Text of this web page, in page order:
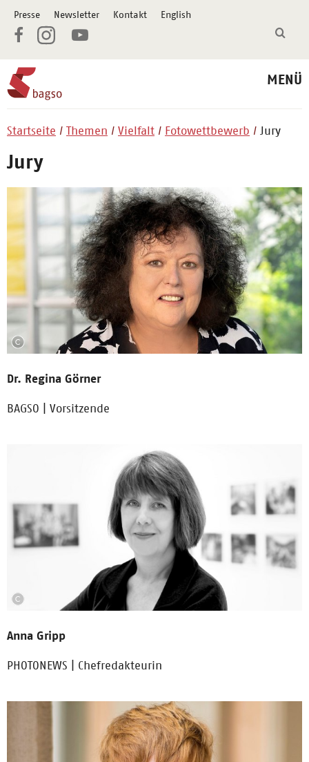
Presse Newsletter Kontakt English
MENÜ
Startseite Themen Vielfalt Fotowettbewerb Jury
Jury
Dr. Regina Görner
BAGSO | Vorsitzende
Anna Gripp
PHOTONEWS | Chefredakteurin